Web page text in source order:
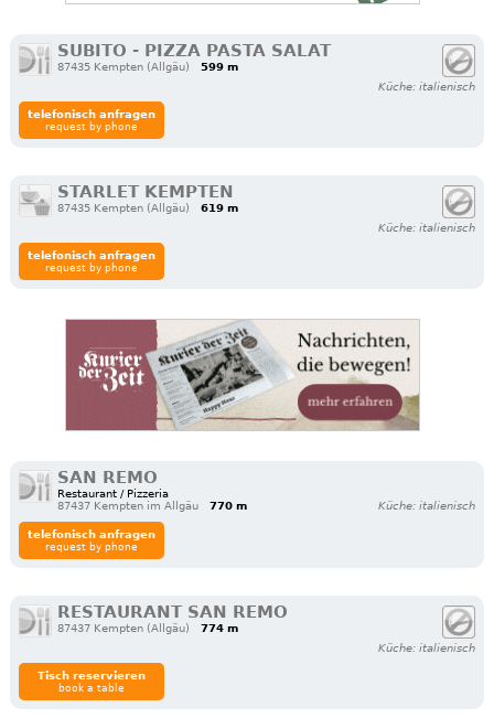
SUBITO - PIZZA PASTA SALAT
87435 Kempten (Allgäu)
599 m
Küche: italienisch
telefonisch anfragen
request by phone
STARLET KEMPTEN
87435 Kempten (Allgäu)
619 m
Küche: italienisch
telefonisch anfragen
request by phone
SAN REMO
Restaurant / Pizzeria
87437 Kempten im Allgäu
770 m Küche: italienisch
telefonisch anfragen
request by phone
RESTAURANT SAN REMO
87437 Kempten (Allgäu)
774 m
Küche: italienisch
Tisch reservieren
book a table